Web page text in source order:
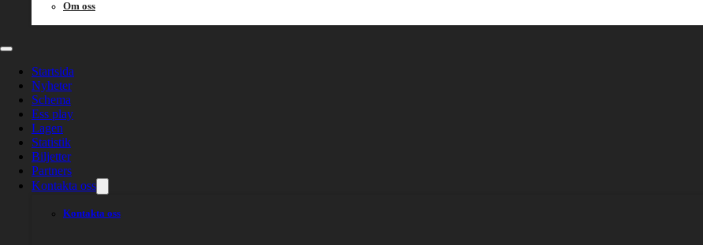
Om oss
Startsida
Nyheter
Schema
Ess play
Lagen
Statistik
Biljetter
Partners
Kontakta oss
Kontakta oss
Laguppställningar för omgång 6